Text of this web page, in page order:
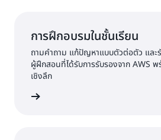
การฝึกอบรมในชั้นเรียน
ถามคำถาม แก้ปัญหาแบบตัวต่อตัว และ
ผู้ฝึกสอนที่ได้รับการรับรองจาก AWS
เชิงลึก